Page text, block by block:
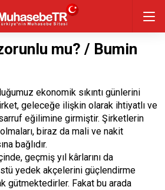
mu? / Bumin
ekonomik sıkıntı günlerini
geleceğe ilişkin olarak ihtiyatlı ve
eğilimine girmiştir. Şirketlerin
biraz da mali ve nakit
bağlıdır.
geçmiş yıl kârlarını da
yedek akçelerini güçlendirme
gütmektedirler. Fakat bu arada